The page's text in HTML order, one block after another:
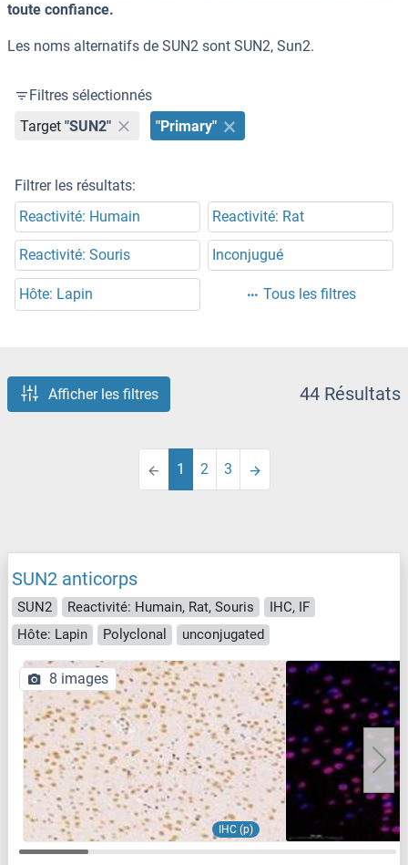
toute confiance.
Les noms alternatifs de SUN2 sont SUN2, Sun2.
Filtres sélectionnés
Target "SUN2" "Primary"
Filtrer les résultats:
Reactivité: Humain
Reactivité: Rat
Reactivité: Souris Inconjugué
Hôte: Lapin Tous les filtres
Afficher les filtres 44 Résultats
1 2 3
SUN2 anticorps
SUN2 Reactivité: Humain, Rat, Souris
IHC, IF
Hôte: Lapin
Polyclonal unconjugated
IHC (p)
8 images